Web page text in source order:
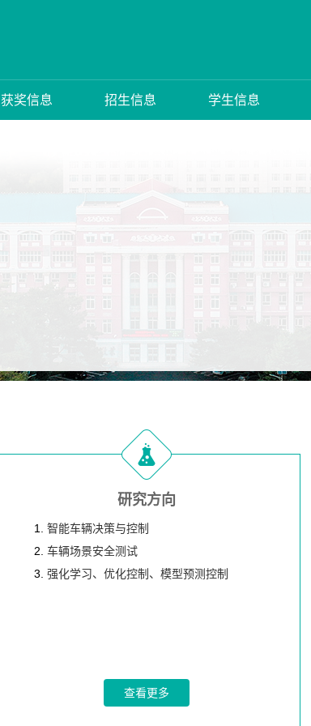
获奖信息 招生信息 学生信息
研究方向
1. 智能车辆决策与控制
2. 车辆场景安全测试
3. 强化学习、优化控制、模型预测控制
查看更多